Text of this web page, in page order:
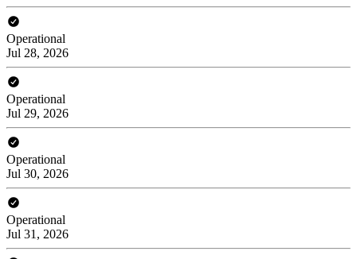
Operational
Jul 28, 2026
Operational
Jul 29, 2026
Operational
Jul 30, 2026
Operational
Jul 31, 2026